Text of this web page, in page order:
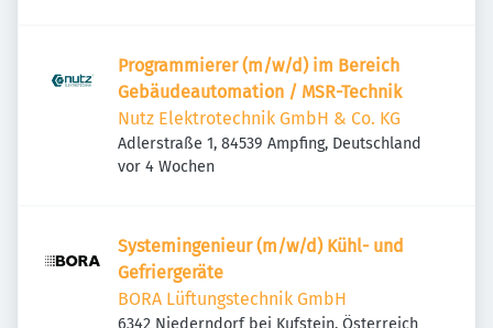
Programmierer (m/w/d) im Bereich
Gebäudeautomation / MSR-Technik
Nutz Elektrotechnik GmbH & Co. KG
Adlerstraße 1, 84539 Ampfing, Deutschland
Veröffentlicht
vor 4 Wochen
Systemingenieur (m/w/d) Kühl- und
Gefriergeräte
BORA Lüftungstechnik GmbH
6342 Niederndorf bei Kufstein, Österreich